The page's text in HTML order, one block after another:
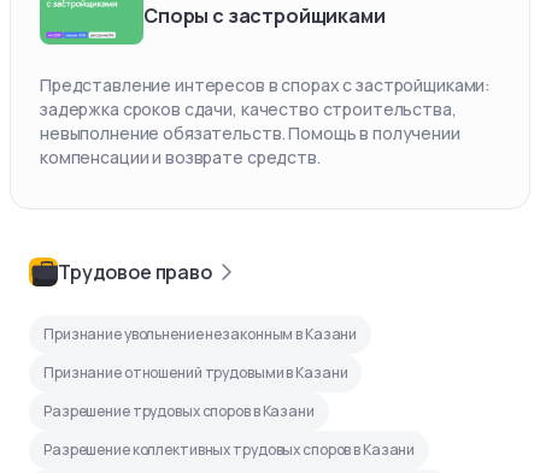
Споры с застройщиками
Представление интересов в спорах с застройщиками:
задержка сроков сдачи, качество строительства,
невыполнение обязательств. Помощь в получении
компенсации и возврате средств.
Трудовое право
Признание увольнение незаконным в Казани
Признание отношений трудовыми в Казани
Разрешение трудовых споров в Казани
Разрешение коллективных трудовых споров в Казани